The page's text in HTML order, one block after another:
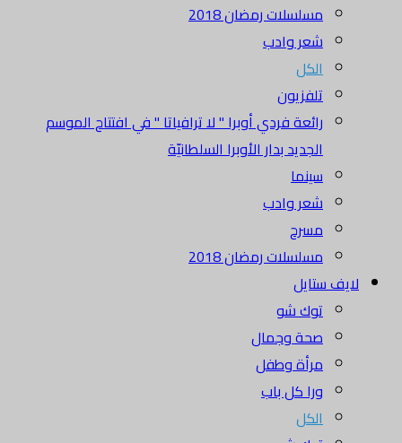
مسلسلات رمضان 2018
شعر وادب
الكل
تلفزيون
رائعة فردي أوبرا " لا ترافياتا " في افتتاح الموسم
الجديد بدار الأوبرا السلطانيّة
سينما
شعر وادب
مسرح
مسلسلات رمضان 2018
لايف ستايل
توك شو
صحة وجمال
مرأة وطفل
ورا كل باب
الكل